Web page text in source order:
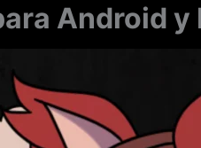
Android y